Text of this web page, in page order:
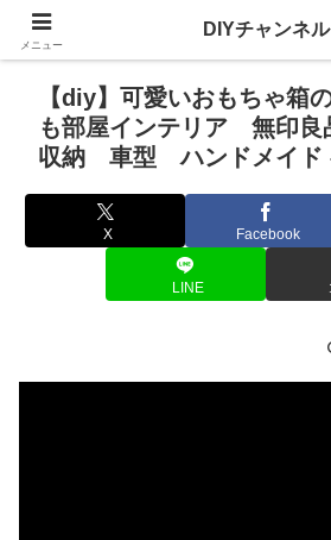
【diy】可愛いおもちゃ
も部屋インテリア 無印
収納 車型 ハンドメイド
X Facebook
LINE
メニュー
DIYチャンネル